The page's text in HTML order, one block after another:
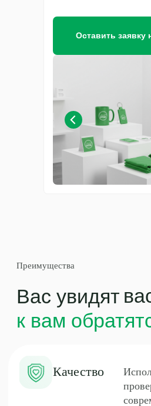
Оставить заявку
Вас увидят
к вам обратятся
вас
Нам доверяют
бизнес и
Скорость
Мы ценим ваше
работу и
чтобы вы могли